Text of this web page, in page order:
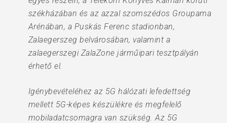
székházában és az azzal szomszédos Groupama
Arénában, a Puskás Ferenc stadionban,
Zalaegerszeg belvárosában, valamint a
zalaegerszegi ZalaZone járműipari tesztpályán
érhető el.
Igénybevételéhez az 5G hálózati lefedettség
mellett 5G-képes készülékre és megfelelő
mobiladatcsomagra van szükség. Az 5G